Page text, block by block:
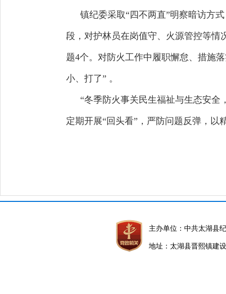
镇纪委采取“四不两直”明察暗访方
段，对护林员在岗值守、火源管控等情
题4个。对防火工作中履职懈怠、措施
小、打了” 。
“冬季防火事关民生福祉与生态安
定期开展“回头看”，严防问题反弹，
主办单位：中共太湖县
地址：太湖县晋熙镇建